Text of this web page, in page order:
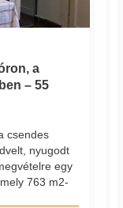
a
– 55
csendes
nyugodt
egy
763 m2-